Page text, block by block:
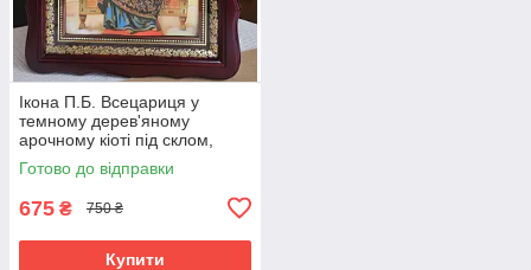
Ікона П.Б. Всецариця у
темному дерев'яному
арочному кіоті під склом,
розмір 26*23, сюжет 15*18.
Готово до відправки
675 ₴ 750 ₴
Купити